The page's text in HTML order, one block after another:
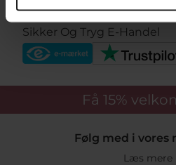
Sikker Og Tryg E-Handel
Få 15%
Følg med i vores
Læs mere